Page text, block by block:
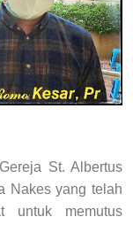
St. Albertus
Nakes yang telah
untuk memutus